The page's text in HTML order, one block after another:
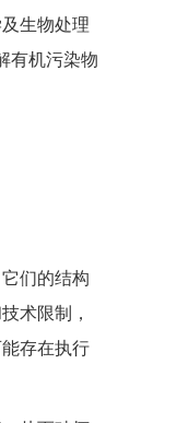
生物处理
有机污染物
们的结构
术限制，
存在执行